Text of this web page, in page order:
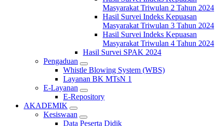
Masyarakat Triwulan 2 Tahun 2024
Hasil Survei Indeks Kepuasan
Masyarakat Triwulan 3 Tahun 2024
Hasil Survei Indeks Kepuasan
Masyarakat Triwulan 4 Tahun 2024
Hasil Survei SPAK 2024
Pengaduan
Whistle Blowing System (WBS)
Layanan BK MTsN 1
E-Layanan
E-Repository
AKADEMIK
Kesiswaan
Data Peserta Didik